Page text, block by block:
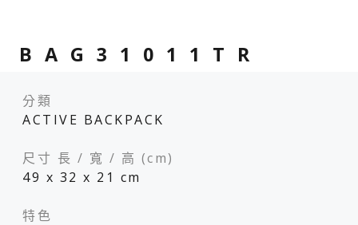
BAG31011TR
分類
ACTIVE BACKPACK
尺寸 長 / 寬 / 高 (cm)
49 x 32 x 21 cm
特色